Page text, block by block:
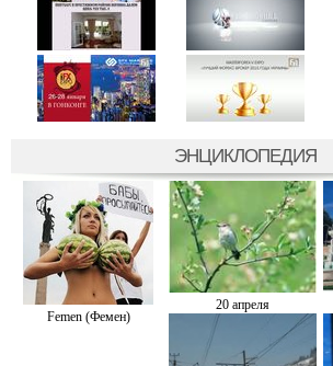
ЭНЦИКЛОПЕДИЯ
Femen (Фемен)
20 апреля